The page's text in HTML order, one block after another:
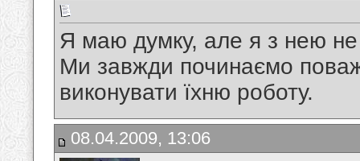
Я маю думку, але я з нею не
Ми завжди починаємо
виконувати їхню роботу.
08.04.2009, 13:06